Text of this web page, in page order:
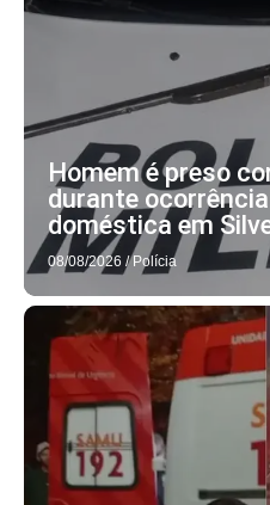
Homem é preso
durante
doméstica em
08/08/2026 / Polícia